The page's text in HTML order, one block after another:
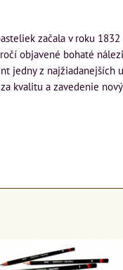
začala v roku
objavené bohaté
jedny z najžiadanejších
kvalitu a zavedenie